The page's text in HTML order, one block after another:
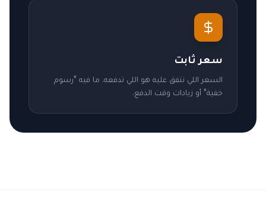
سعر ثابت
السعر اللي نتفق عليه هو اللي تدفعه. ما فيه "رسوم
خفية" أو زيادات وقت الدفع.